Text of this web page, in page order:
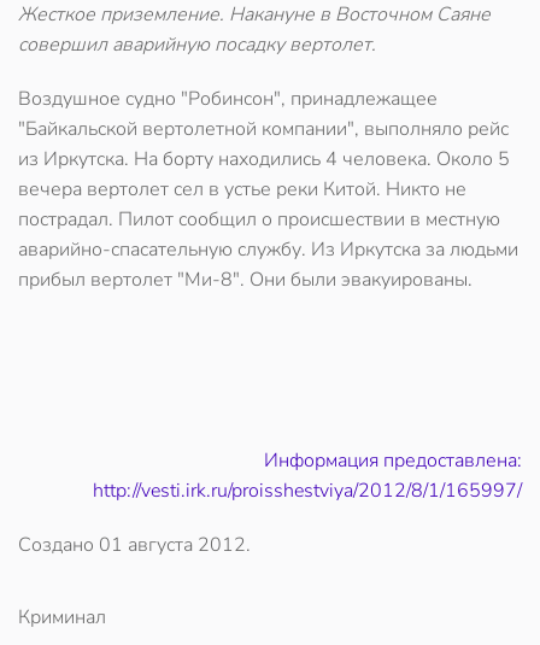
Жесткое приземление. Накануне в Восточном Саяне
совершил аварийную посадку вертолет.
Воздушное судно "Робинсон", принадлежащее
"Байкальской вертолетной компании", выполняло рейс
из Иркутска. На борту находились 4 человека. Около 5
вечера вертолет сел в устье реки Китой. Никто не
пострадал. Пилот сообщил о происшествии в местную
аварийно-спасательную службу. Из Иркутска за людьми
прибыл вертолет "Ми-8". Они были эвакуированы.
Информация предоставлена:
http://vesti.irk.ru/proisshestviya/2012/8/1/165997/
Создано 01 августа 2012.
Криминал